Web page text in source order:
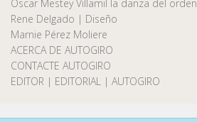
Oscar Mestey Villamil la danza del orden
Rene Delgado | Diseño
Marnie Pérez Moliere
ACERCA DE AUTOGIRO
CONTACTE AUTOGIRO
EDITOR | EDITORIAL | AUTOGIRO